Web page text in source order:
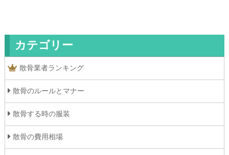
カテゴリー
散骨業者ランキング
散骨のルールとマナー
散骨する時の服装
散骨の費用相場